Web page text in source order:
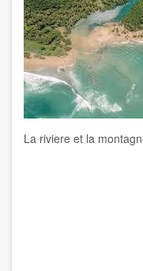
La riviere et la